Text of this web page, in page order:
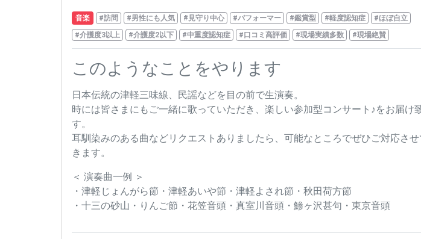
音楽 #訪問 #男性にも人気 #見守り中心 #パフォーマー #鑑賞型 #軽度認知症
#ほぼ自立
#介護度3以上
#介護度2以下 #中重度認知症 #口コミ高評価 #現場実績多数 #現場絶賛
このようなことをやります
日本伝統の津軽三味線、民謡などを目の前で生演奏。
時には皆さまにもご一緒に歌っていただき、楽しい参加型コンサート♪をお届け
す。
耳馴染みのある曲などリクエストありましたら、可能なところでぜひご対応さ
きます。
＜ 演奏曲一例 ＞
・津軽じょんがら節・津軽あいや節・津軽よされ節・秋田荷方節
・十三の砂山・りんご節・花笠音頭・真室川音頭・鯵ヶ沢甚句・東京音頭